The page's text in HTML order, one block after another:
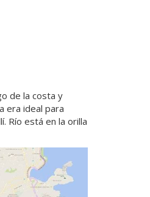
de la costa y
era ideal para
Río está en la orilla